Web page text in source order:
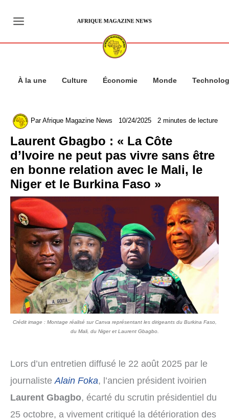
contenu
À la une Culture Économie Monde
ParAfrique Magazine News 10/24/2025 2 minutes de lecture
Laurent Gbagbo : « La Côte
d’Ivoire ne peut pas vivre sans être
en bonne relation avec le Mali, le
Niger et le Burkina Faso »
Crédit image : Montage réalisé sur Canva représentant les dirigeants du Burkina Faso,
du Mali, du Niger et Laurent Gbagbo.
Lors d’un entretien diffusé le 22 août 2025 par le
journaliste Alain Foka, l’ancien président ivoirien
Laurent Gbagbo, écarté du scrutin présidentiel du
25 octobre, a vivement critiqué la détérioration des